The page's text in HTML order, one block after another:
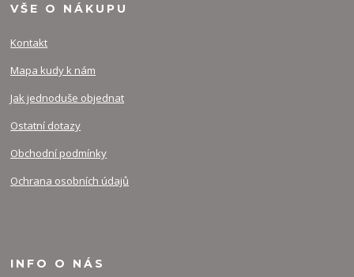
VŠE O NÁKUPU
Kontakt
Mapa kudy k nám
Jak jednoduše objednat
Ostatní dotazy
Obchodní podmínky
Ochrana osobních údajů
INFO O NÁS